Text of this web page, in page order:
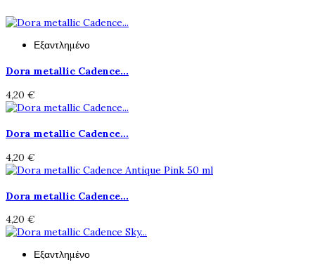
Εξαντλημένο
Dora metallic Cadence...
4,20 €
Dora metallic Cadence...
4,20 €
Dora metallic Cadence...
4,20 €
Εξαντλημένο